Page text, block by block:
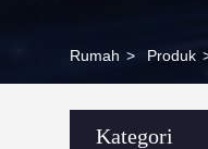
Rumah > Produk
Kategori